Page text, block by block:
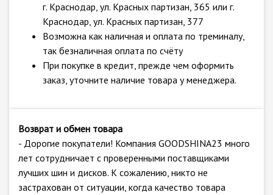
г. Краснодар, ул. Красных партизан, 365 или г.
Краснодар, ул. Красных партизан, 377
Возможна как наличная и оплата по треминалу,
так безналичная оплата по счёту
При покупке в кредит, прежде чем оформить
заказ, уточните наличие товара у менеджера.
Возврат и обмен товара
- Дорогие покупатели! Компания GOODSHINA23 много
лет сотрудничает с проверенными поставщиками
лучших шин и дисков. К сожалению, никто не
застрахован от ситуации, когда качество товара